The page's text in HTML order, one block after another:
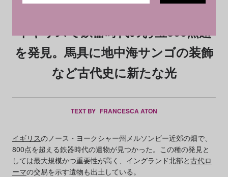
イギリスで鉄器時代のお宝800点超
を発見。馬具に地中海サンゴの装飾
など古代史に新たな光
TEXT BY FRANCESCA ATON
イギリスのノース・ヨークシャー州メルソンビー近郊の畑で、
800点を超える鉄器時代の遺物が見つかった。この種の発見と
しては最大規模かつ重要性が高く、イングランド北部と古代ロ
ーマの交易を示す遺物も出土している。